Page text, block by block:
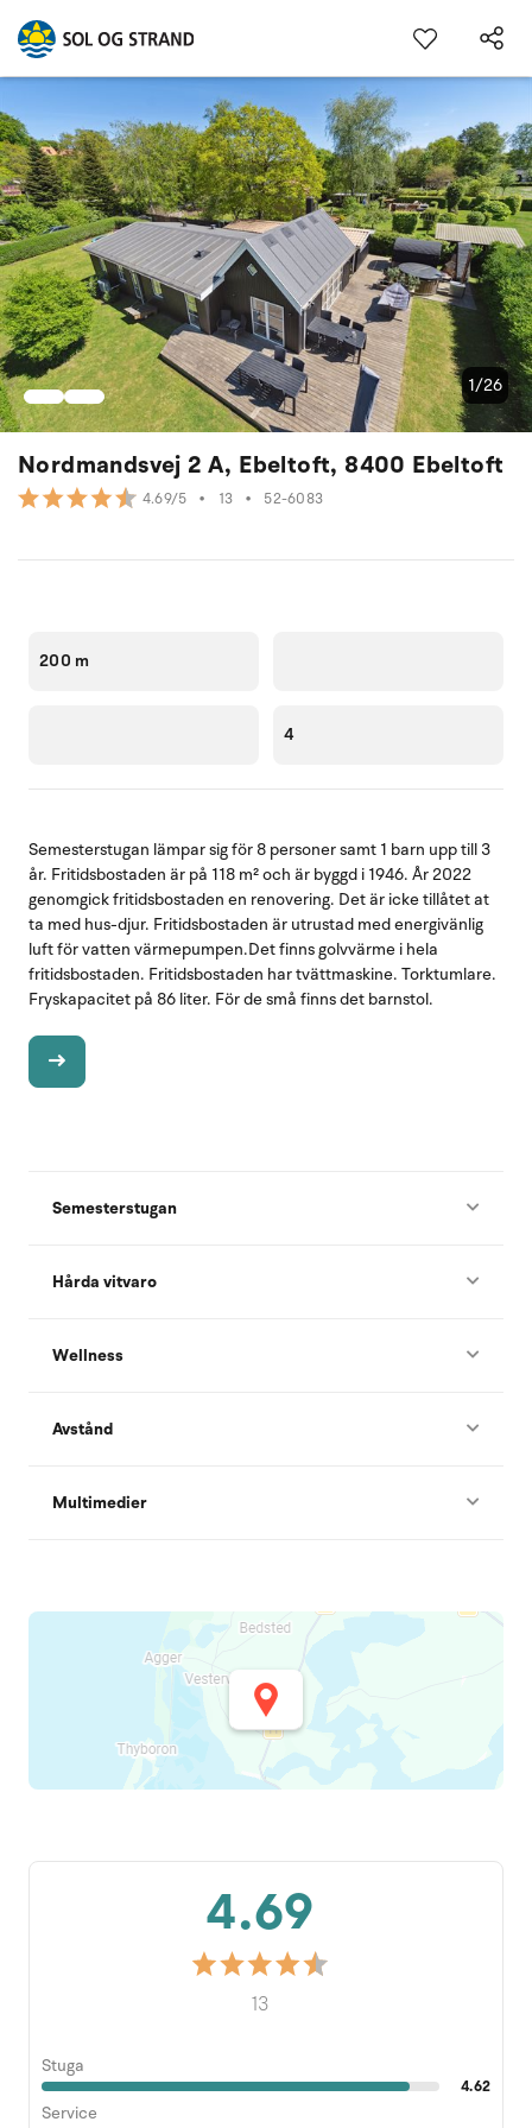
Nordmandsvej 2 A, Ebeltoft, 8400 Ebeltoft
4.69/5 • 13 • 52-6083
1/26
200 m
4
Semesterstugan lämpar sig för 8 personer samt 1 barn upp till 3
år. Fritidsbostaden är på 118 m² och är byggd i 1946. År 2022
genomgick fritidsbostaden en renovering. Det är icke tillåtet at
ta med hus-djur. Fritidsbostaden är utrustad med energivänlig
luft för vatten värmepumpen.Det finns golvvärme i hela
fritidsbostaden. Fritidsbostaden har tvättmaskine. Torktumlare.
Fryskapacitet på 86 liter. För de små finns det barnstol.
Semesterstugan
Hårda vitvaro
Wellness
Avstånd
Multimedier
4.69
13
Stuga
4.62
Service